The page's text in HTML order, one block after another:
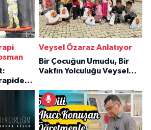
Veysel Özaraz Anlatıyor
Bir Çocuğun Umudu, Bir
Vakfın Yolculuğu Veysel